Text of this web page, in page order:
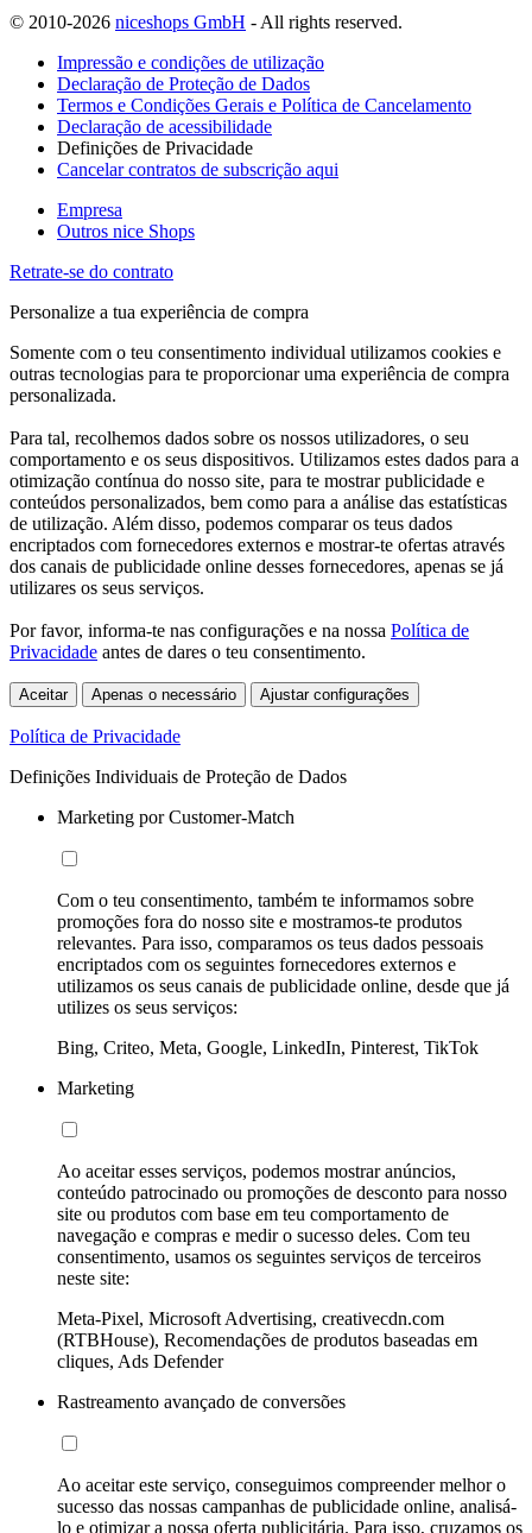
© 2010-2026 niceshops GmbH - All rights reserved.
Impressão e condições de utilização
Declaração de Proteção de Dados
Termos e Condições Gerais e Política de Cancelamento
Declaração de acessibilidade
Definições de Privacidade
Cancelar contratos de subscrição aqui
Empresa
Outros nice Shops
Retrate-se do contrato
Personalize a tua experiência de compra
Somente com o teu consentimento individual utilizamos cookies e
outras tecnologias para te proporcionar uma experiência de compra
personalizada.
Para tal, recolhemos dados sobre os nossos utilizadores, o seu
comportamento e os seus dispositivos. Utilizamos estes dados para a
otimização contínua do nosso site, para te mostrar publicidade e
conteúdos personalizados, bem como para a análise das estatísticas
de utilização. Além disso, podemos comparar os teus dados
encriptados com fornecedores externos e mostrar-te ofertas através
dos canais de publicidade online desses fornecedores, apenas se já
utilizares os seus serviços.
Por favor, informa-te nas configurações e na nossa Política de
Privacidade antes de dares o teu consentimento.
Aceitar Apenas o necessário Ajustar configurações
Política de Privacidade
Definições Individuais de Proteção de Dados
Marketing por Customer-Match
Com o teu consentimento, também te informamos sobre
promoções fora do nosso site e mostramos-te produtos
relevantes. Para isso, comparamos os teus dados pessoais
encriptados com os seguintes fornecedores externos e
utilizamos os seus canais de publicidade online, desde que já
utilizes os seus serviços:
Bing, Criteo, Meta, Google, LinkedIn, Pinterest, TikTok
Marketing
Ao aceitar esses serviços, podemos mostrar anúncios,
conteúdo patrocinado ou promoções de desconto para nosso
site ou produtos com base em teu comportamento de
navegação e compras e medir o sucesso deles. Com teu
consentimento, usamos os seguintes serviços de terceiros
neste site:
Meta-Pixel, Microsoft Advertising, creativecdn.com
(RTBHouse), Recomendações de produtos baseadas em
cliques, Ads Defender
Rastreamento avançado de conversões
Ao aceitar este serviço, conseguimos compreender melhor o
sucesso das nossas campanhas de publicidade online, analisá-
lo e otimizar a nossa oferta publicitária. Para isso, cruzamos os